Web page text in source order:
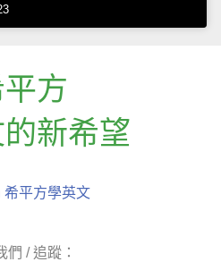
方
新希望
希平方學英文
們 / 追蹤：